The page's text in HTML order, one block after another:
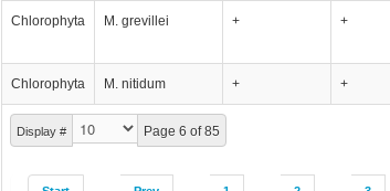
Display # Page 6 of 85
Chlorophyta M. grevillei + +
Chlorophyta M. nitidum + +